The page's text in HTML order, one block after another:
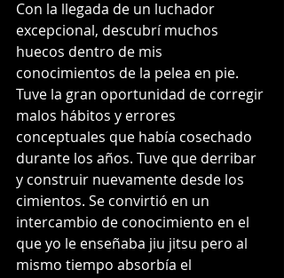
Con la llegada de un luchador
excepcional, descubrí muchos
huecos dentro de mis
conocimientos de la pelea en pie.
Tuve la gran oportunidad de corregir
malos hábitos y errores
conceptuales que había cosechado
durante los años. Tuve que derribar
y construir nuevamente desde los
cimientos. Se convirtió en un
intercambio de conocimiento en el
que yo le enseñaba jiu jitsu pero al
mismo tiempo absorbía el